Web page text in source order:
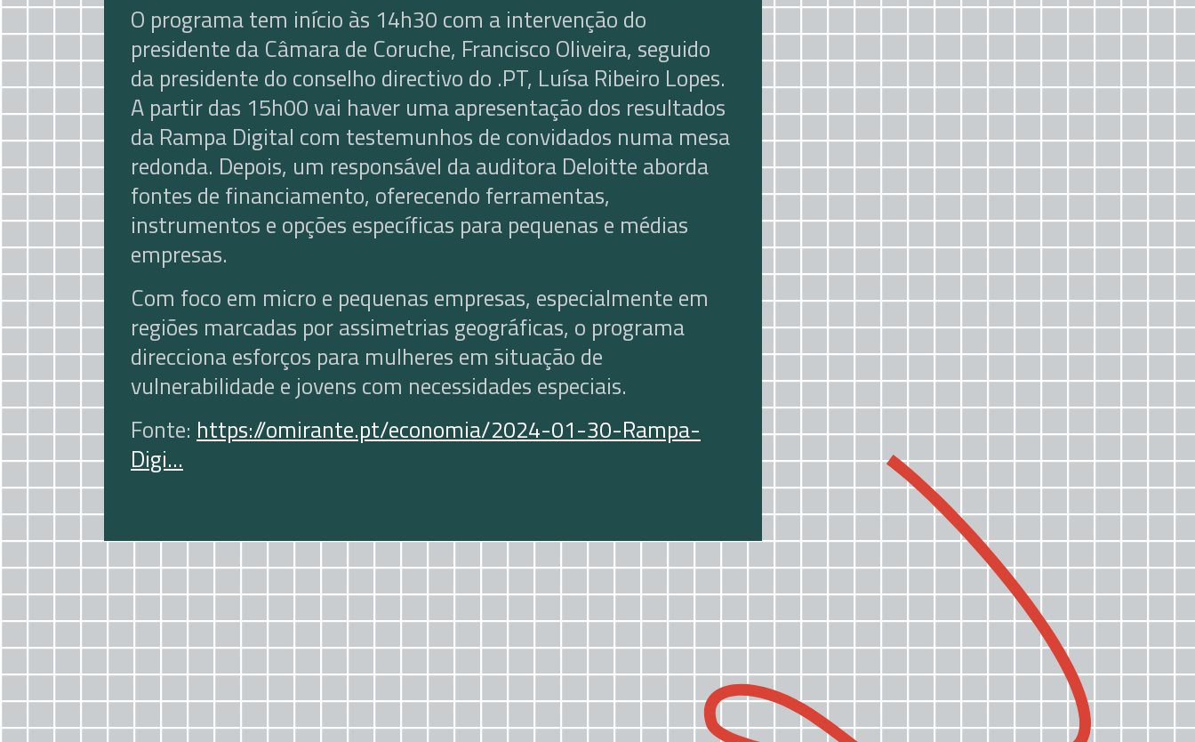
O programa tem início às 14h30 com a intervenção do
presidente da Câmara de Coruche, Francisco Oliveira, seguido
da presidente do conselho directivo do .PT, Luísa Ribeiro Lopes.
A partir das 15h00 vai haver uma apresentação dos resultados
da Rampa Digital com testemunhos de convidados numa mesa
redonda. Depois, um responsável da auditora Deloitte aborda
fontes de financiamento, oferecendo ferramentas,
instrumentos e opções específicas para pequenas e médias
empresas.
Com foco em micro e pequenas empresas, especialmente em
regiões marcadas por assimetrias geográficas, o programa
direcciona esforços para mulheres em situação de
vulnerabilidade e jovens com necessidades especiais.
Fonte: https://omirante.pt/economia/2024-01-30-Rampa-
Digi...